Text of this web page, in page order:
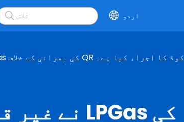
اردو
EASIGAS نے غیر قانونی LPGas کی بھرائی کے خلاف QR کوڈ کا اجراء کیا ہے۔